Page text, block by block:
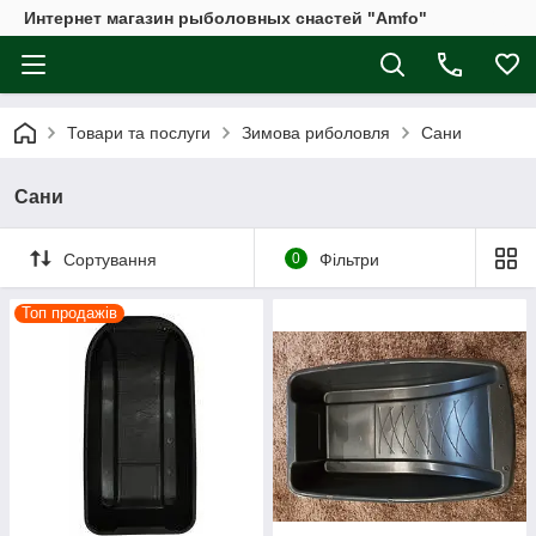
Интернет магазин рыболовных снастей "Amfo"
Товари та послуги Зимова риболовля Сани
Сани
Сортування 0 Фільтри
Топ продажів